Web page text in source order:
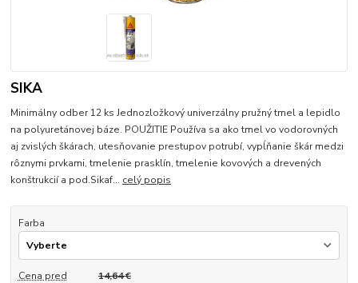
SIKA
Minimálny odber 12 ks Jednozložkový univerzálny pružný tmel a lepidlo
na polyuretánovej báze. POUŽITIE Používa sa ako tmel vo vodorovných
aj zvislých škárach, utesňovanie prestupov potrubí, vypĺňanie škár medzi
rôznymi prvkami, tmelenie prasklín, tmelenie kovových a drevených
konštrukcií a pod.Sikaf... celý popis
Farba
Cena pred
14,64 €